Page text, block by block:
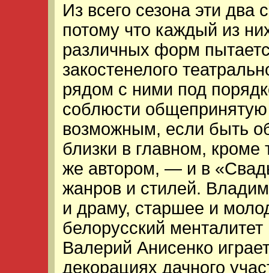
Из всего сезона эти два
потому что каждый из
различных форм
закостенелого
рядом с ними под
соблюсти общепринятую
возможным, если быть
близки в главном,
же автором, — и в
жанров и стилей.
и драму, старшее и
белорусский
Валерий Анисенко
декорациях дачного